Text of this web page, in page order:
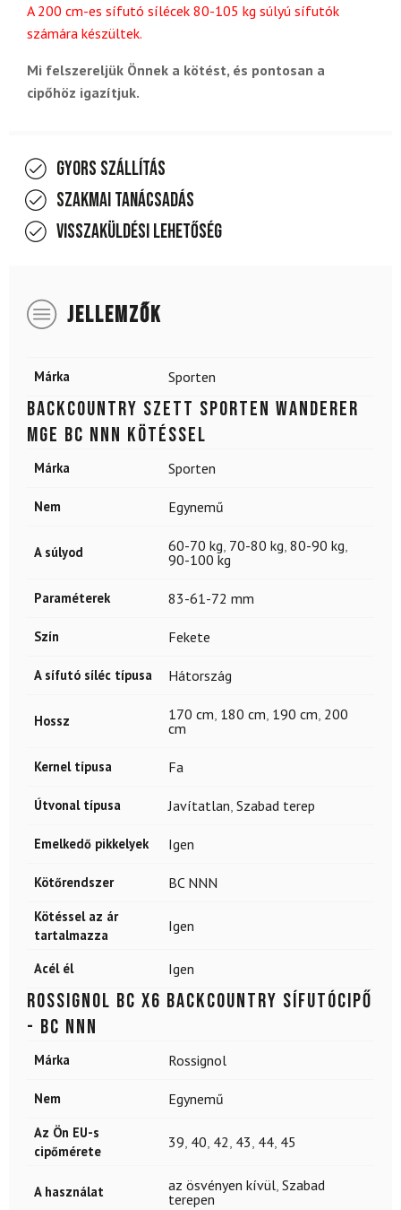
A 200 cm-es sífutó sílécek 80-105 kg súlyú sífutók
számára készültek.
Mi felszereljük Önnek a kötést, és pontosan a
cipőhöz igazítjuk.
Gyors szállítás
Szakmai tanácsadás
Visszaküldési lehetőség
JELLEMZŐK
Márka Sporten
Backcountry szett SPORTEN Wanderer
MgE BC NNN kötéssel
Márka Sporten
Nem Egynemű
A súlyod 60-70 kg 70-80 kg 80-90 kg
90-100 kg
Paraméterek 83-61-72 mm
Szín Fekete
A sífutó síléc típusa Hátország
Hossz 170 cm 180 cm 190 cm 200
cm
Kernel típusa Fa
Útvonal típusa Javítatlan Szabad terep
Emelkedő pikkelyek Igen
Kötőrendszer BC NNN
Kötéssel az ár
tartalmazza
Igen
Acél él Igen
ROSSIGNOL BC X6 backcountry sífutócipő
- BC NNN
Márka Rossignol
Nem Egynemű
Az Ön EU-s
cipőmérete
39 40 42 43 44 45
A használat az ösvényen kívül Szabad
terepen